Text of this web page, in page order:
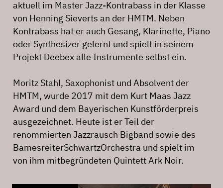
aktuell im Master Jazz-Kontrabass in der Klasse
von Henning Sieverts an der HMTM. Neben
Kontrabass hat er auch Gesang, Klarinette, Piano
oder Synthesizer gelernt und spielt in seinem
Projekt Deebex alle Instrumente selbst ein.
Moritz Stahl, Saxophonist und Absolvent der
HMTM, wurde 2017 mit dem Kurt Maas Jazz
Award und dem Bayerischen Kunstförderpreis
ausgezeichnet. Heute ist er Teil der
renommierten Jazzrausch Bigband sowie des
BamesreiterSchwartzOrchestra und spielt im
von ihm mitbegründeten Quintett Ark Noir.